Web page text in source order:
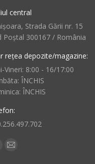
central
Strada Gării nr. 15
Poștal 300167 / România
rețea depozite/magazine:
Vineri: 8:00 - 16/17:00
ÎNCHIS
ÎNCHIS
us on:
Mail